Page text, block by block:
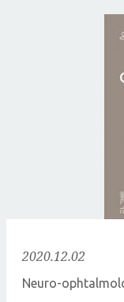
2020.12.02
Neuro-